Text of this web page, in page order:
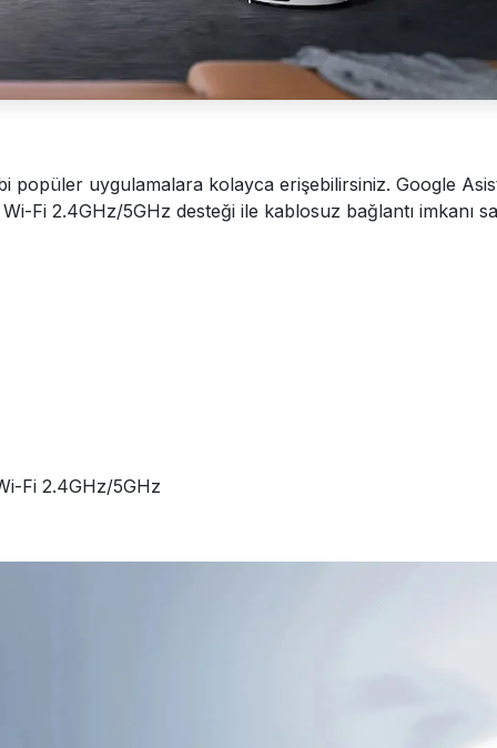
popüler uygulamalara kolayca erişebilirsiniz. Google
Fi 2.4GHz/5GHz desteği ile kablosuz bağlantı imkanı
Fi 2.4GHz/5GHz